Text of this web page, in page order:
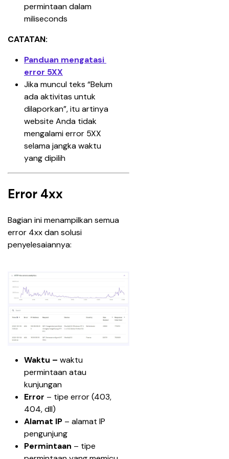
permintaan dalam
miliseconds
CATATAN:
Panduan mengatasi
error 5XX
Jika muncul teks “Belum
ada aktivitas untuk
dilaporkan”, itu artinya
website Anda tidak
mengalami error 5XX
selama jangka waktu
yang dipilih
Error 4xx
Bagian ini menampilkan semua
error 4xx dan solusi
penyelesaiannya:
Waktu – waktu
permintaan atau
kunjungan
Error – tipe error (403,
404, dll)
Alamat IP – alamat IP
pengunjung
Permintaan – tipe